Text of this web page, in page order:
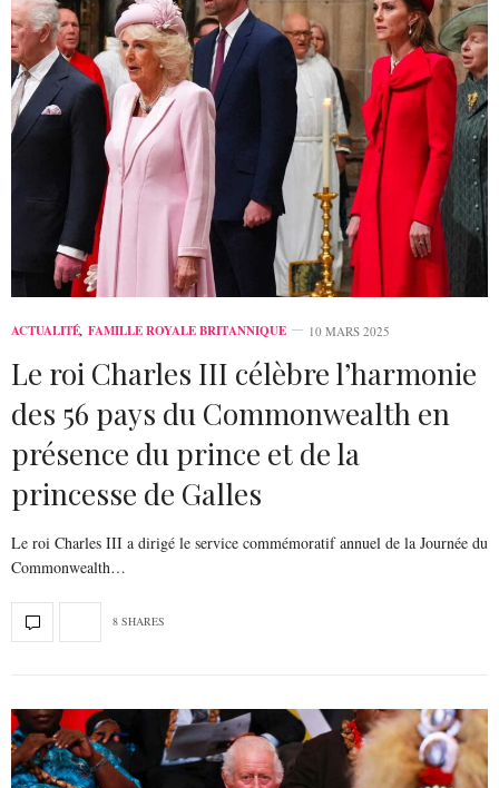
ACTUALITÉ, FAMILLE ROYALE BRITANNIQUE 10 MARS 2025
Le roi Charles III célèbre l’harmonie
des 56 pays du Commonwealth en
présence du prince et de la
princesse de Galles
Le roi Charles III a dirigé le service commémoratif annuel de la Journée du
Commonwealth…
8 SHARES